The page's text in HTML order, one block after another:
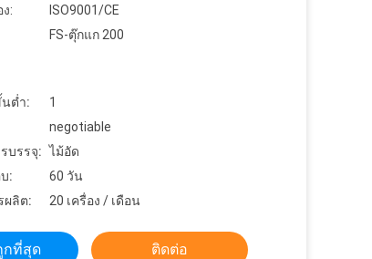
:
ISO9001/CE
FS-ตุ๊กแก 200
ต่ำ:
1
negotiable
บรรจุ: ไม้อัด
:
60 วัน
ผลิต:
20 เครื่อง / เดือน
กที่สุด ติดต่อ